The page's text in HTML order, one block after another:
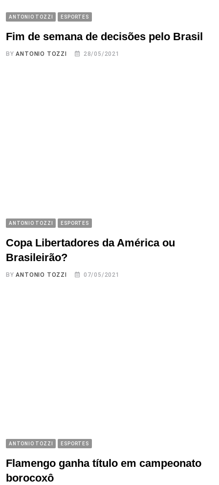
ANTONIO TOZZI ESPORTES
Fim de semana de decisões pelo Brasil
BYANTONIO TOZZI 28/05/2021
ANTONIO TOZZI ESPORTES
Copa Libertadores da América ou
Brasileirão?
BYANTONIO TOZZI 07/05/2021
ANTONIO TOZZI ESPORTES
Flamengo ganha título em campeonato
borocoxô